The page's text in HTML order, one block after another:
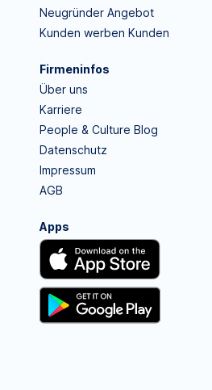
Neugründer Angebot
Kunden werben Kunden
Firmeninfos
Über uns
Karriere
People & Culture Blog
Datenschutz
Impressum
AGB
Apps